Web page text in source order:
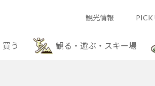
観光情報 PICK
買う 観る・遊ぶ・スキー場